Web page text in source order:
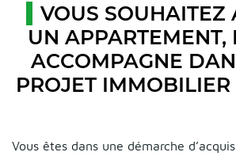
VOUS SOUHAITEZ
UN APPARTEMENT,
ACCOMPAGNE
PROJET
Vous êtes dans une démarche